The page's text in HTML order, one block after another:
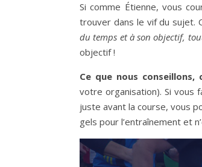
Si comme Étienne, vous
trouver dans le vif du sujet.
du temps et à son objectif,
objectif !
Ce que nous
votre organisation). Si vous
juste avant la course, vous
gels pour l’entraînement et